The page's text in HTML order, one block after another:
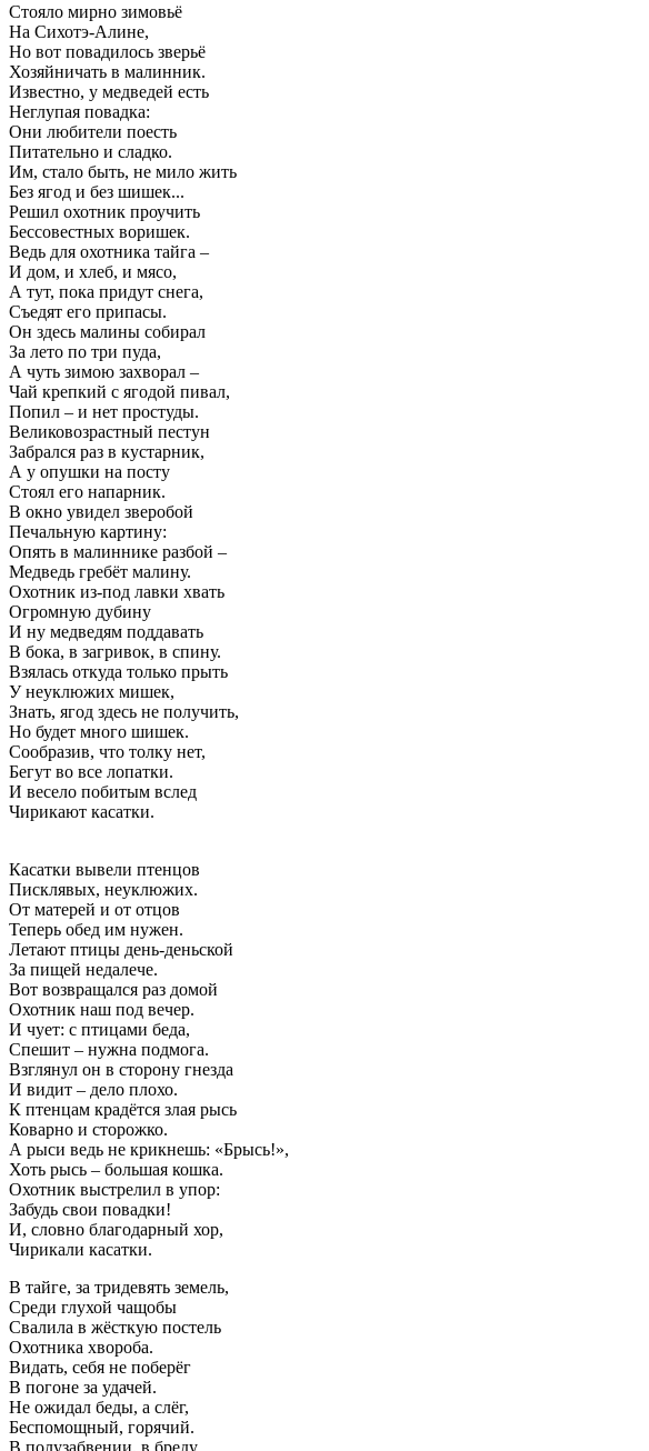
Стояло мирно зимовьё
На Сихотэ-Алине,
Но вот повадилось зверьё
Хозяйничать в малинник.
Известно, у медведей есть
Неглупая повадка:
Они любители поесть
Питательно и сладко.
Им, стало быть, не мило жить
Без ягод и без шишек...
Решил охотник проучить
Бессовестных воришек.
Ведь для охотника тайга –
И дом, и хлеб, и мясо,
А тут, пока придут снега,
Съедят его припасы.
Он здесь малины собирал
За лето по три пуда,
А чуть зимою захворал –
Чай крепкий с ягодой пивал,
Попил – и нет простуды.
Великовозрастный пестун
Забрался раз в кустарник,
А у опушки на посту
Стоял его напарник.
В окно увидел зверобой
Печальную картину:
Опять в малиннике разбой –
Медведь гребёт малину.
Охотник из-под лавки хвать
Огромную дубину
И ну медведям поддавать
В бока, в загривок, в спину.
Взялась откуда только прыть
У неуклюжих мишек,
Знать, ягод здесь не получить,
Но будет много шишек.
Сообразив, что толку нет,
Бегут во все лопатки.
И весело побитым вслед
Чирикают касатки.
Касатки вывели птенцов
Писклявых, неуклюжих.
От матерей и от отцов
Теперь обед им нужен.
Летают птицы день-деньской
За пищей недалече.
Вот возвращался раз домой
Охотник наш под вечер.
И чует: с птицами беда,
Спешит – нужна подмога.
Взглянул он в сторону гнезда
И видит – дело плохо.
К птенцам крадётся злая рысь
Коварно и сторожко.
А рыси ведь не крикнешь: «Брысь!»,
Хоть рысь – большая кошка.
Охотник выстрелил в упор:
Забудь свои повадки!
И, словно благодарный хор,
Чирикали касатки.
В тайге, за тридевять земель,
Среди глухой чащобы
Свалила в жёсткую постель
Охотника хвороба.
Видать, себя не поберёг
В погоне за удачей.
Не ожидал беды, а слёг,
Беспомощный, горячий.
В полузабвении, в бреду